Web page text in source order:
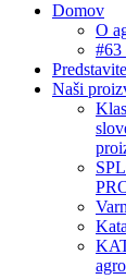
Domov
O
#63
Naši